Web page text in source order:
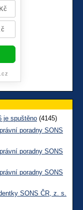
je spuštěno (4145)
poradny SONS
poradny SONS
poradny SONS
SONS ČR, z. s.